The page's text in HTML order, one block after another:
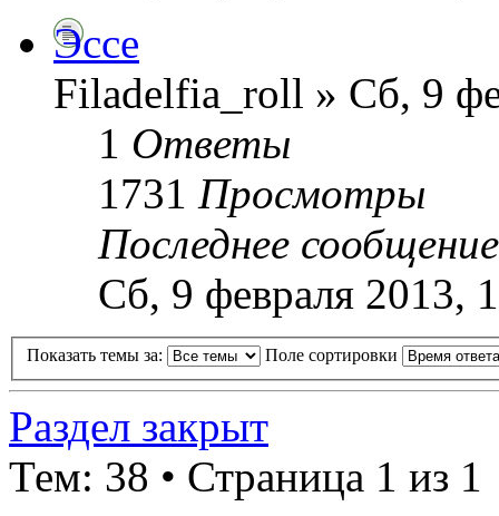
Эссе
Filadelfia_roll » Сб, 9
1 Ответы
1731 Просмотры
Последнее
Сб, 9 февраля 2013,
Показать темы за: Поле сортировки
Раздел закрыт
Тем: 38 • Страница 1 из 1